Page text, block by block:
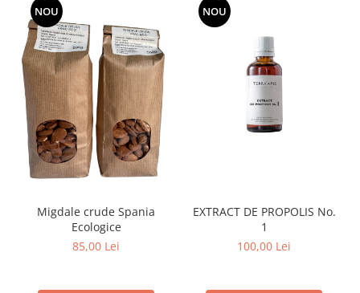
CONDIMENTE
CEAIURI GRECEȘTI
CIOCOLATĂ ȘI CACAO
HEALTHY SNACKS
SUPERALIMENTE
LACTATE
BACANIE
PRODUSE ECO / ORGANICE
COSMETICE
REMEDII NATURISTE
NOU
Migdale crude Spania
Ecologice
85,00 Lei
NOU
EXTRACT DE PROPOLIS No.
1
100,00 Lei